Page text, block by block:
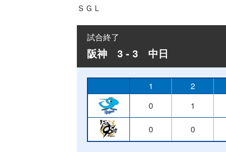
ＳＧＬ
試合終了
阪神 3 - 3 中日
1 2
0
1
0 0